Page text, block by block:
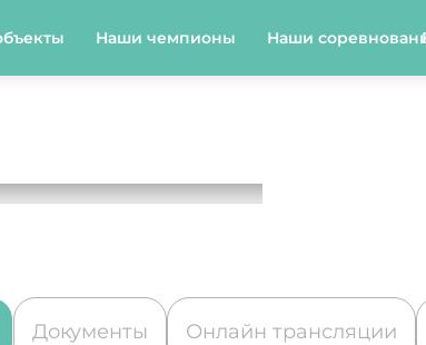
Наши чемпионы Наши
Документы Онлайн трансляции